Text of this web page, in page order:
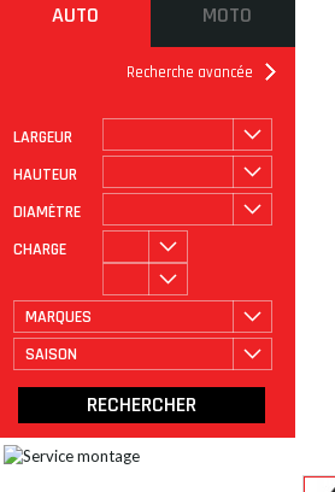
AUTO MOTO
Recherche avancée
LARGEUR
HAUTEUR
DIAMÈTRE
CHARGE
MARQUES
SAISON